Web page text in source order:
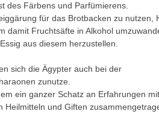
des Färbens und Parfümierens.
für das Brotbacken zu nutzen,
damit Fruchtsäfte in Alkohol
aus diesem herzustellen.
sich die Ägypter auch bei der
zunutze.
ein ganzer Schatz an Erfahrungen mit
Heilmitteln und Giften